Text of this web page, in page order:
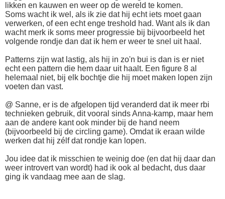
likken en kauwen en weer op de wereld te komen.
Soms wacht ik wel, als ik zie dat hij echt iets moet gaan
verwerken, of een echt enge treshold had. Want als ik dan
wacht merk ik soms meer progressie bij bijvoorbeeld het
volgende rondje dan dat ik hem er weer te snel uit haal.
Patterns zijn wat lastig, als hij in zo'n bui is dan is er niet
echt een pattern die hem daar uit haalt. Een figure 8 al
helemaal niet, bij elk bochtje die hij moet maken lopen zijn
voeten dan vast.
@ Sanne, er is de afgelopen tijd veranderd dat ik meer rbi
technieken gebruik, dit vooral sinds Anna-kamp, maar hem
aan de andere kant ook minder bij de hand neem
(bijvoorbeeld bij de circling game). Omdat ik eraan wilde
werken dat hij zélf dat rondje kan lopen.
Jou idee dat ik misschien te weinig doe (en dat hij daar dan
weer introvert van wordt) had ik ook al bedacht, dus daar
ging ik vandaag mee aan de slag.